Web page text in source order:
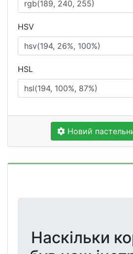
HSV
HSL
Новий
Наскільки